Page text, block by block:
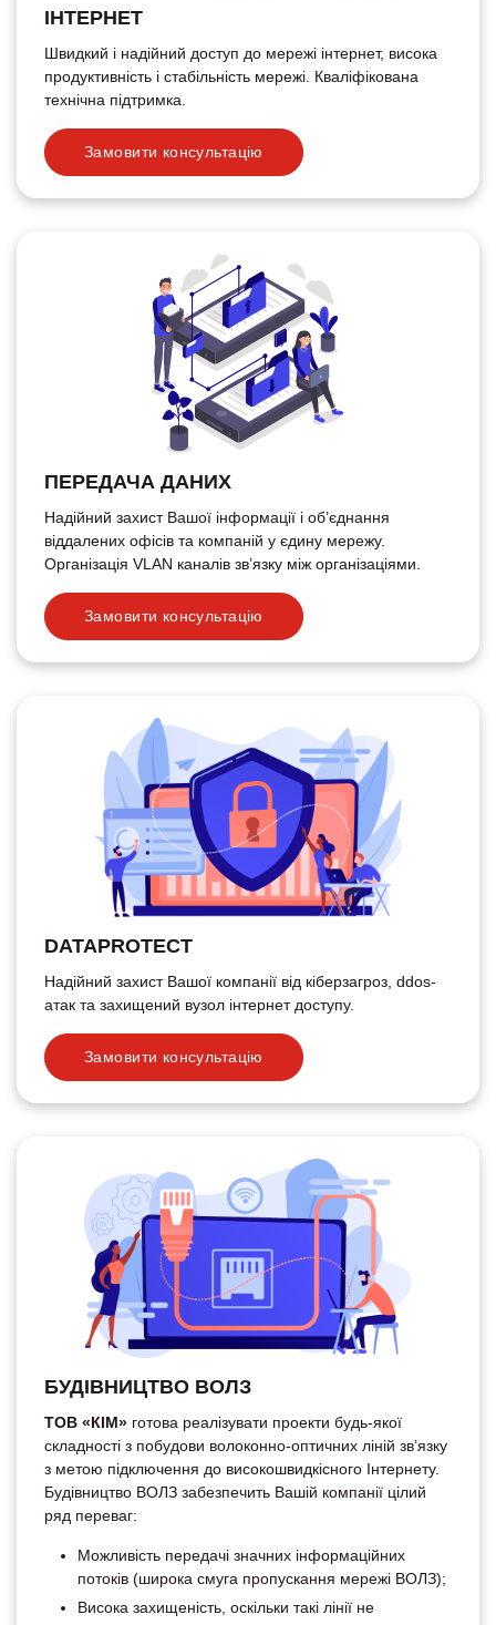
ІНТЕРНЕТ
Швидкий і надійний доступ до мережі інтернет, висока
продуктивність і стабільність мережі. Кваліфікована
технічна підтримка.
Замовити консультацію
ПЕРЕДАЧА ДАНИХ
Надійний захист Вашої інформації і об’єднання
віддалених офісів та компаній у єдину мережу.
Організація VLAN каналів зв’язку між організаціями.
Замовити консультацію
DATAPROTECT
Надійний захист Вашої компанії від кіберзагроз, ddos-
атак та захищений вузол інтернет доступу.
Замовити консультацію
БУДІВНИЦТВО ВОЛЗ
ТОВ «КІМ» готова реалізувати проекти будь-якої
складності з побудови волоконно-оптичних ліній зв’язку
з метою підключення до високошвидкісного Інтернету.
Будівництво ВОЛЗ забезпечить Вашій компанії цілий
ряд переваг:
Можливість передачі значних інформаційних
потоків (широка смуга пропускання мережі ВОЛЗ);
Висока захищеність, оскільки такі лінії не